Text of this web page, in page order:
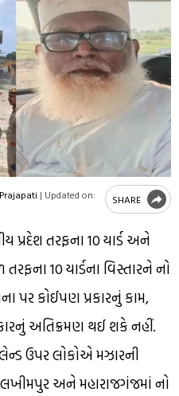
| Updated on:
SHARE
પ્રદેશ તરફના 10 યાર્ડ અને
10 યાર્ડના વિસ્તારને નો
કોઈપણ પ્રકારનું કામ,
અતિક્રમણ થઈ શકે નહીં.
ઉપર લોકોએ મઝારની
લખીમપુર અને મહારાજગંજમાં નો